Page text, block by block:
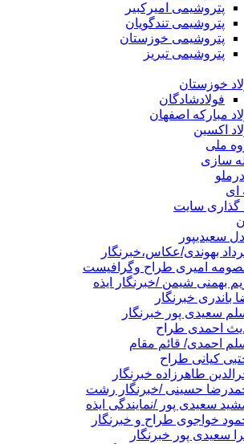
پتروشیمی امیرکبیر
پتروشیمی تندگویان
پتروشیمی خوزستان
پتروشیمی تبریز
خوزستان
فولادشادگان
مبارکه اصفهان
اکسین
ملی
سازی
ای
سایت
سعیدیپور
بهوندی/عکاس،خبرنگار
امیری طراح وگرافیست
بهمنی شیمن /خبرنگار ایذه
باندری خبرنگار
سعیدی پور خبرنگار
احمدی طراح
احمدی/ قائم مقام
کیانی طراح
طاهرزاده خبرنگار
حسینی /خبرنگار رشت
سعیدی پور /نمایندگی ایذه
خواجوی طراح و خبرنگار
سعیدی پور خبرنگار